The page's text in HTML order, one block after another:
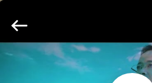
ДОМ
GUANGDONG
INC..